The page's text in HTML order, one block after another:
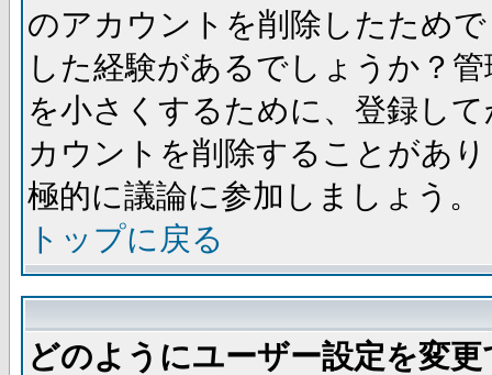
のアカウントを削除したため
した経験があるでしょうか？
を小さくするために、登録し
カウントを削除することがあ
極的に議論に参加しましょう。
トップに戻る
どのようにユーザー設定を変